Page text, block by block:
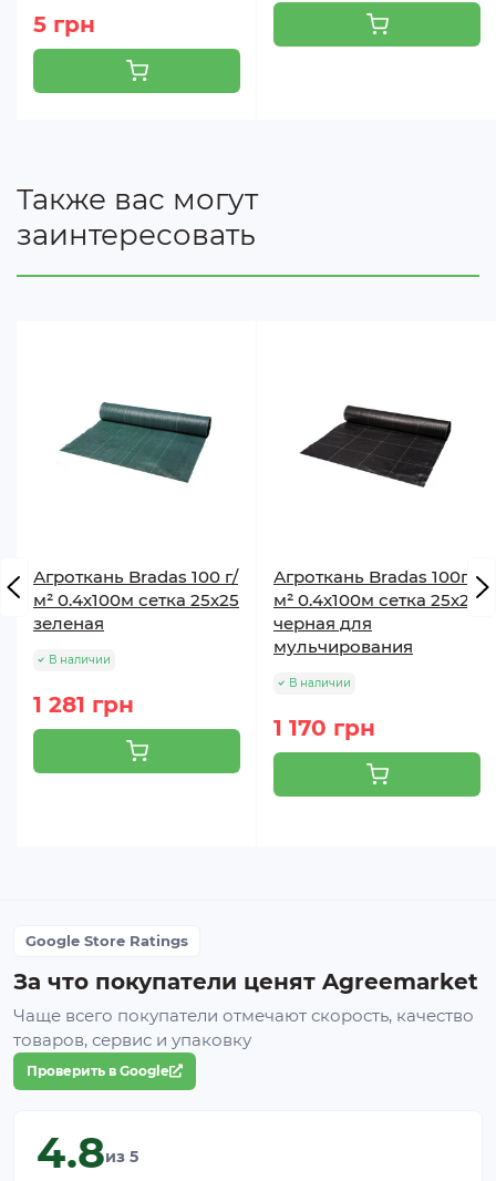
5 грн
Также вас могут
заинтересовать
Агроткань Bradas 100 г/
м² 0.4х100м сетка 25х25
зеленая
В наличии
1 281 грн
Агроткань Bradas 100г/
м² 0.4х100м сетка 25х25
черная для
мульчирования
В наличии
1 170 грн
Google Store Ratings
За что покупатели ценят Agreemarket
Чаще всего покупатели отмечают скорость, качество
товаров, сервис и упаковку
Проверить в Google
4.8из 5